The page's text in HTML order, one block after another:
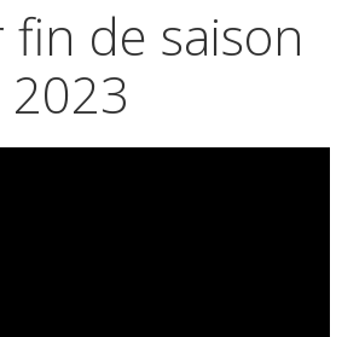
fin de saison
2023